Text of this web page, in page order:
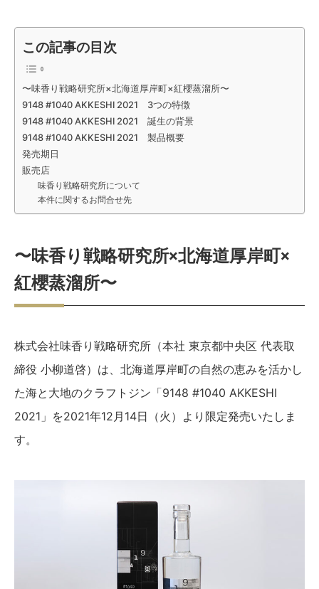
この記事の目次
〜味香り戦略研究所×北海道厚岸町×紅櫻蒸溜所〜
9148 #1040 AKKESHI 2021 3つの特徴
9148 #1040 AKKESHI 2021 誕生の背景
9148 #1040 AKKESHI 2021 製品概要
発売期日
販売店
味香り戦略研究所について
本件に関するお問合せ先
〜味香り戦略研究所×北海道厚岸町×
紅櫻蒸溜所〜
株式会社味香り戦略研究所（本社 東京都中央区 代表取
締役 小柳道啓）は、北海道厚岸町の自然の恵みを活かし
た海と大地のクラフトジン「9148 #1040 AKKESHI
2021」を2021年12月14日（火）より限定発売いたしま
す。